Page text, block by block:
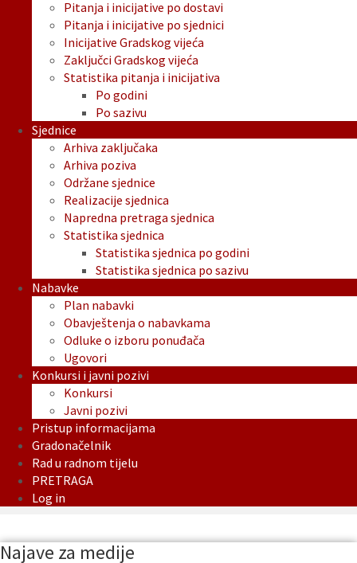
Pitanja i inicijative po dostavi
Pitanja i inicijative po sjednici
Inicijative Gradskog vijeća
Zaključci Gradskog vijeća
Statistika pitanja i inicijativa
Po godini
Po sazivu
Sjednice
Arhiva zaključaka
Arhiva poziva
Održane sjednice
Realizacije sjednica
Napredna pretraga sjednica
Statistika sjednica
Statistika sjednica po godini
Statistika sjednica po sazivu
Nabavke
Plan nabavki
Obavještenja o nabavkama
Odluke o izboru ponuđača
Ugovori
Konkursi i javni pozivi
Konkursi
Javni pozivi
Pristup informacijama
Gradonačelnik
Rad u radnom tijelu
PRETRAGA
Log in
Najave za medije